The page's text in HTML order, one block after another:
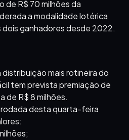
de R$ 70 milhões da
a modalidade lotérica
dois ganhadores desde 2022.
mais rotineira do
tem prevista premiação de
de R$ 8 milhões.
desta quarta-feira